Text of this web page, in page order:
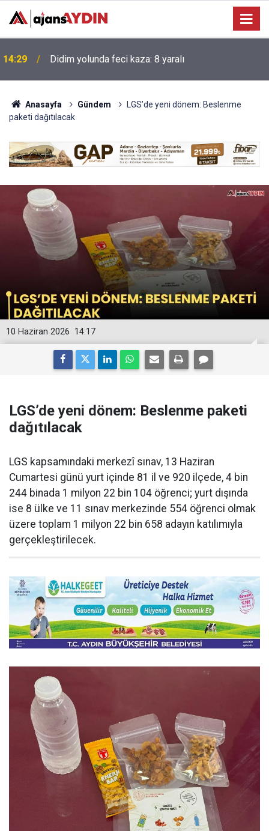
14:08
Manisa'da yolcu otobüsü kamyona çarptı: 1 ölü, 7
yaralı
Anasayfa Gündem
LGS’de yeni dönem: Beslenme
paketi dağıtılacak
14:17
10 Haziran 2026
LGS’de yeni dönem: Beslenme paketi
dağıtılacak
LGS kapsamındaki merkezî sınav, 13 Haziran
Cumartesi günü yurt içinde 81 il ve 920 ilçede, 4 bin
244 binada 1 milyon 22 bin 104 öğrenci; yurt dışında
ise 8 ülke ve 11 sınav merkezinde 554 öğrenci olmak
üzere toplam 1 milyon 22 bin 658 adayın katılımıyla
gerçekleştirilecek.